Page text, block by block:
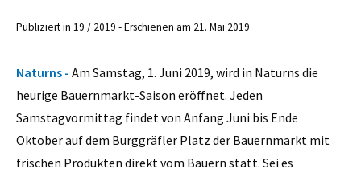
Publiziert in 19 / 2019 - Erschienen am 21. Mai 2019
Naturns - Am Samstag, 1. Juni 2019, wird in Naturns die
heurige Bauernmarkt-Saison eröffnet. Jeden
Samstagvormittag findet von Anfang Juni bis Ende
Oktober auf dem Burggräfler Platz der Bauernmarkt mit
frischen Produkten direkt vom Bauern statt. Sei es